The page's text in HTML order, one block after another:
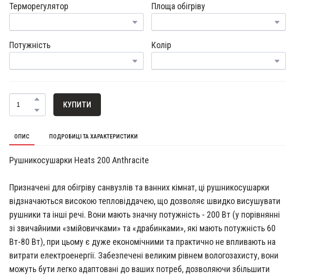
Терморегулятор Площа обігріву
Потужність Колір
КУПИТИ
ОПИС ПОДРОБИЦІ ТА ХАРАКТЕРИСТИКИ
Рушникосушарки Heats 200 Anthracite
Призначені для обігріву санвузлів та ванних кімнат, ці рушникосушарки
відзначаються високою тепловіддачею, що дозволяє швидко висушувати
рушники та інші речі. Вони мають значну потужність - 200 Вт (у порівнянні
зі звичайними «змійовичками» та «драбинками», які мають потужність 60
Вт-80 Вт), при цьому є дуже економічними та практично не впливають на
витрати електроенергії. Забезпечені великим рівнем вологозахисту, вони
можуть бути легко адаптовані до ваших потреб, дозволяючи збільшити